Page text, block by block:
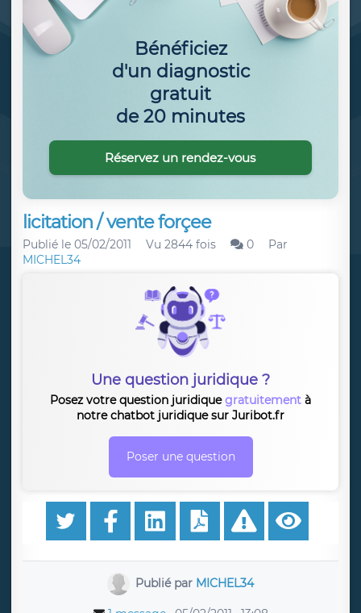
licitation / vente forçee
Publié le 05/02/2011 Vu 2844 fois 0
Par
MICHEL34
Une question juridique ?
Posez votre question juridiquegratuitement à
notre chatbot juridique sur Juribot.fr
Poser une question
Publié par MICHEL34
Bénéficiez
d'un diagnostic
gratuit
de 20 minutes
Réservez un rendez-vous